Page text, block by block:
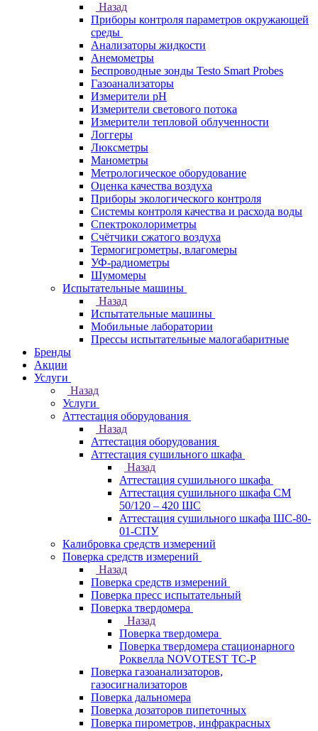
Назад
Приборы контроля параметров окружающей
среды
Анализаторы жидкости
Анемометры
Беспроводные зонды Testo Smart Probes
Газоанализаторы
Измерители pH
Измерители светового потока
Измерители тепловой облученности
Логгеры
Люксметры
Манометры
Метрологическое оборудование
Оценка качества воздуха
Приборы экологического контроля
Системы контроля качества и расхода воды
Спектроколориметры
Счётчики сжатого воздуха
Термогигрометры, влагомеры
УФ-радиометры
Шумомеры
Испытательные машины
Назад
Испытательные машины
Мобильные лаборатории
Прессы испытательные малогабаритные
Бренды
Акции
Услуги
Назад
Услуги
Аттестация оборудования
Назад
Аттестация оборудования
Аттестация сушильного шкафа
Назад
Аттестация сушильного шкафа
Аттестация сушильного шкафа СМ
50/120 – 420 ШС
Аттестация сушильного шкафа ШС-80-
01-СПУ
Калибровка средств измерений
Поверка средств измерений
Назад
Поверка средств измерений
Поверка пресс испытательный
Поверка твердомера
Назад
Поверка твердомера
Поверка твердомера стационарного
Роквелла NOVOTEST TС-Р
Поверка газоанализаторов,
газосигнализаторов
Поверка дальномера
Поверка дозаторов пипеточных
Поверка пирометров, инфракрасных